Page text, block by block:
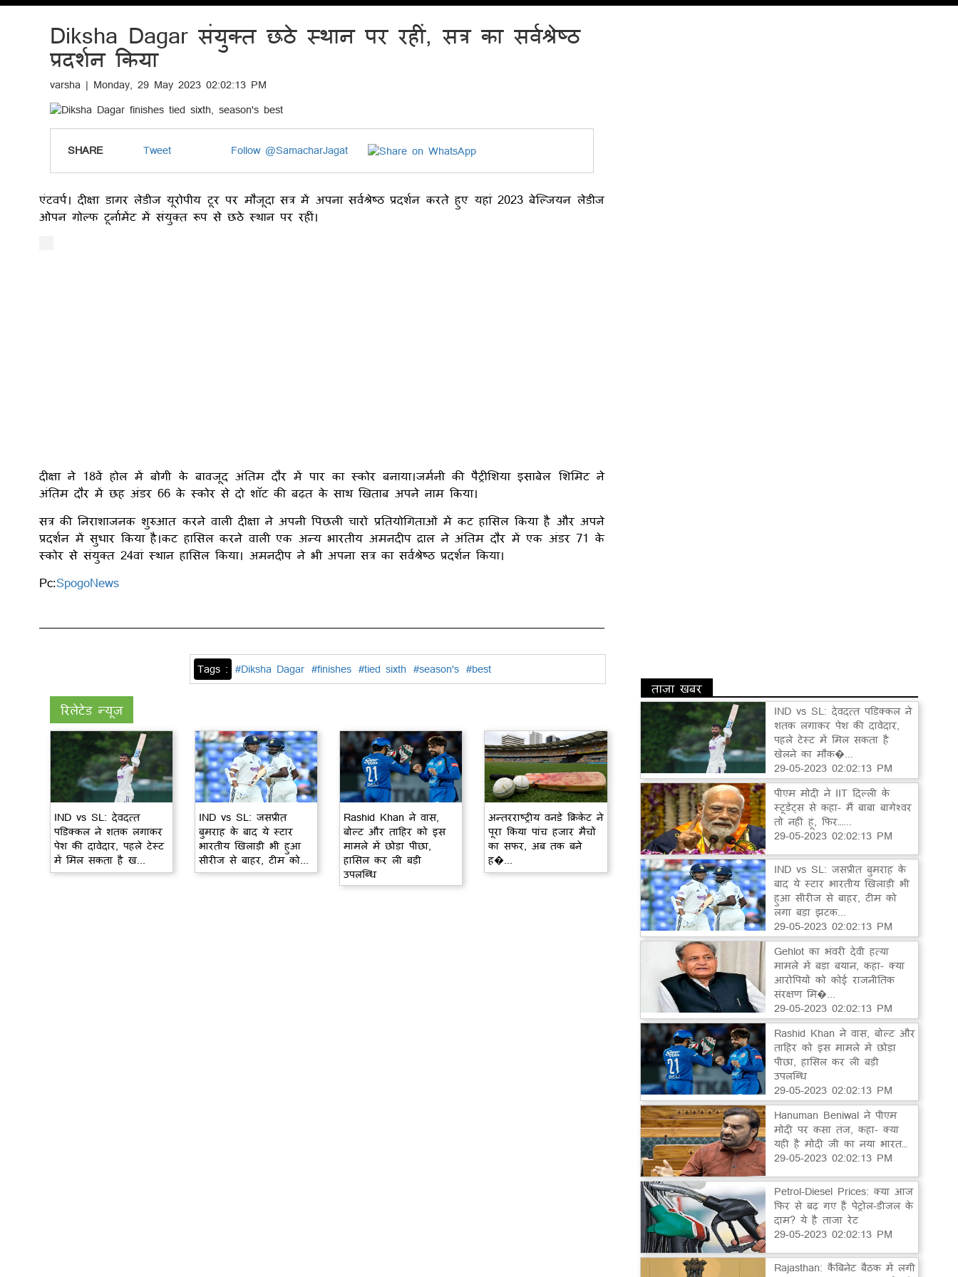
Diksha Dagar संयुक्त छठे स्थान पर रहीं, सत्र का सर्वश्रेष्ठ
प्रदर्शन किया
varsha | Monday, 29 May 2023 02:02:13 PM
SHARE Tweet Follow @SamacharJagat
एंटवर्प। दीक्षा डागर लेडीज यूरोपीय टूर पर मौजूदा सत्र में अपना सर्वश्रेष्ठ प्रदर्शन करते हुए यहां 2023 बेल्जियन लेडीज
ओपन गोल्फ टूर्नामेंट में संयुक्त रूप से छठे स्थान पर रहीं।
दीक्षा ने 18वें होल में बोगी के बावजूद अंतिम दौर में पार का स्कोर बनाया।जर्मनी की पैट्रीशिया इसाबेल शिमिट ने
अंतिम दौर में छह अंडर 66 के स्कोर से दो शॉट की बढ़त के साथ खिताब अपने नाम किया।
सत्र की निराशाजनक शुरुआत करने वाली दीक्षा ने अपनी पिछली चारों प्रतियोगिताओं में कट हासिल किया है और अपने
प्रदर्शन में सुधार किया है।कट हासिल करने वाली एक अन्य भारतीय अमनदीप द्राल ने अंतिम दौर में एक अंडर 71 के
स्कोर से संयुक्त 24वां स्थान हासिल किया। अमनदीप ने भी अपना सत्र का सर्वश्रेष्ठ प्रदर्शन किया।
Pc:SpogoNews
Tags : #Diksha Dagar #finishes #tied sixth #season's #best
रिलेटेड न्यूज़
IND vs SL: देवदत्त
पडिक्कल ने शतक लगाकर
पेश की दावेदार, पहले टेस्ट
में मिल सकता है ख...
IND vs SL: जसप्रीत
बुमराह के बाद ये स्टार
भारतीय खिलाड़ी भी हुआ
सीरीज से बाहर, टीम को...
Rashid Khan ने वास,
बोल्ट और ताहिर को इस
मामले में छोड़ा पीछा,
हासिल कर ली बड़ी
उपलब्धि
अन्तरराष्ट्रीय वनडे क्रिकेट ने
पूरा किया पांच हजार मैचों
का सफर, अब तक बने
ह�...
ताज़ा खबर
IND vs SL: देवदत्त पडिक्कल ने
शतक लगाकर पेश की दावेदार,
पहले टेस्ट में मिल सकता है
खेलने का मौक�...
29-05-2023 02:02:13 PM
पीएम मोदी ने IIT दिल्ली के
स्टूडेंट्स से कहा- मैं बाबा बागेश्वर
तो नहीं हूं, फिर…...
29-05-2023 02:02:13 PM
IND vs SL: जसप्रीत बुमराह के
बाद ये स्टार भारतीय खिलाड़ी भी
हुआ सीरीज से बाहर, टीम को
लगा बड़ा झटक...
29-05-2023 02:02:13 PM
Gehlot का भंवरी देवी हत्या
मामले में बड़ा बयान, कहा- क्या
आरोपियों को कोई राजनीतिक
संरक्षण मि�...
29-05-2023 02:02:13 PM
Rashid Khan ने वास, बोल्ट और
ताहिर को इस मामले में छोड़ा
पीछा, हासिल कर ली बड़ी
उपलब्धि
29-05-2023 02:02:13 PM
Hanuman Beniwal ने पीएम
मोदी पर कसा तंज, कहा- क्या
यही है मोदी जी का नया भारत…
29-05-2023 02:02:13 PM
Petrol-Diesel Prices: क्या आज
फिर से बढ़ गए हैं पेट्रोल-डीजल के
दाम? ये है ताजा रेट
29-05-2023 02:02:13 PM
Rajasthan: कैबिनेट बैठक में लगी